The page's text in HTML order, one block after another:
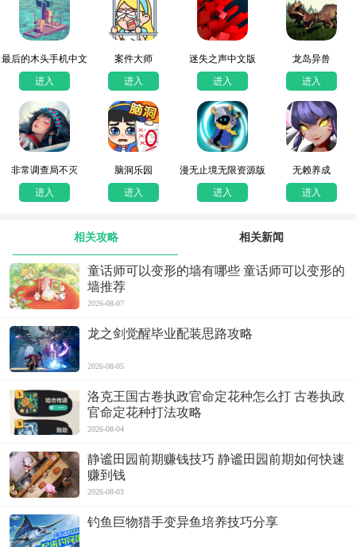
最后的木头手机中文
版
进入
案件大师
进入
迷失之声中文版
进入
龙岛异兽
进入
非常调查局不灭
进入
脑洞乐园
进入
漫无止境无限资源版
进入
无赖养成
进入
相关攻略 相关新闻
童话师可以变形的墙有哪些 童话师可以变形的
墙推荐
2026-08-07
龙之剑觉醒毕业配装思路攻略
2026-08-05
洛克王国古卷执政官命定花种怎么打 古卷执政
官命定花种打法攻略
2026-08-04
静谧田园前期赚钱技巧 静谧田园前期如何快速
赚到钱
2026-08-03
钓鱼巨物猎手变异鱼培养技巧分享